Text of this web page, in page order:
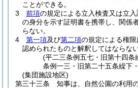
ことができる。
3
前項の規定による立入検査又は立
の身分を示す証明書を携帯し、関係
らない。
4
第一項及び第二項の規定による権
認められたものと解釈してはならない
(平二三条例五七・旧第十四条
条例一三・旧第二十五条繰下
(集団施設地区)
第三十三条
知事は、自然公園の利用